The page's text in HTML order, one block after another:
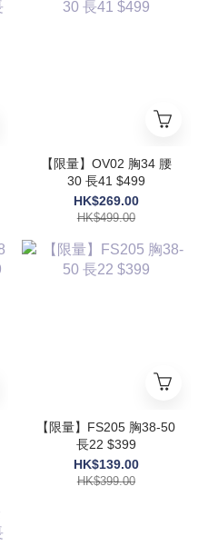
【限量】OV02 胸34 腰
30 長41 $499
HK$269.00
HK$499.00
【限量】FS205 胸38-50
長22 $399
HK$139.00
HK$399.00